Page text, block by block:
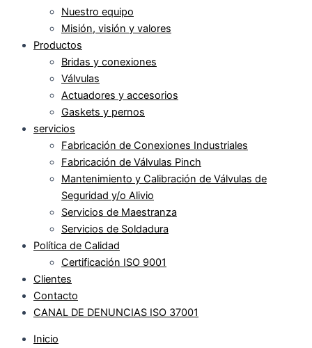
Nuestro equipo
Misión, visión y valores
Productos
Bridas y conexiones
Válvulas
Actuadores y accesorios
Gaskets y pernos
servicios
Fabricación de Conexiones Industriales
Fabricación de Válvulas Pinch
Mantenimiento y Calibración de Válvulas de
Seguridad y/o Alivio
Servicios de Maestranza
Servicios de Soldadura
Política de Calidad
Certificación ISO 9001
Clientes
Contacto
CANAL DE DENUNCIAS ISO 37001
Inicio